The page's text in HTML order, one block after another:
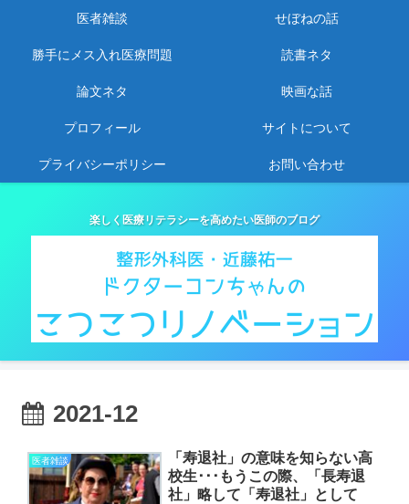
楽しく医療リテラシーを高めたい医師のブログ
医者雑談 せぼねの話
勝手にメス入れ医療問題 読書ネタ
論文ネタ 映画な話
プロフィール サイトについて
プライバシーポリシー お問い合わせ
2021-12
医者雑談
「寿退社」の意味を知らない高
校生･･･もうこの際、「長寿退
社」略して「寿退社」として